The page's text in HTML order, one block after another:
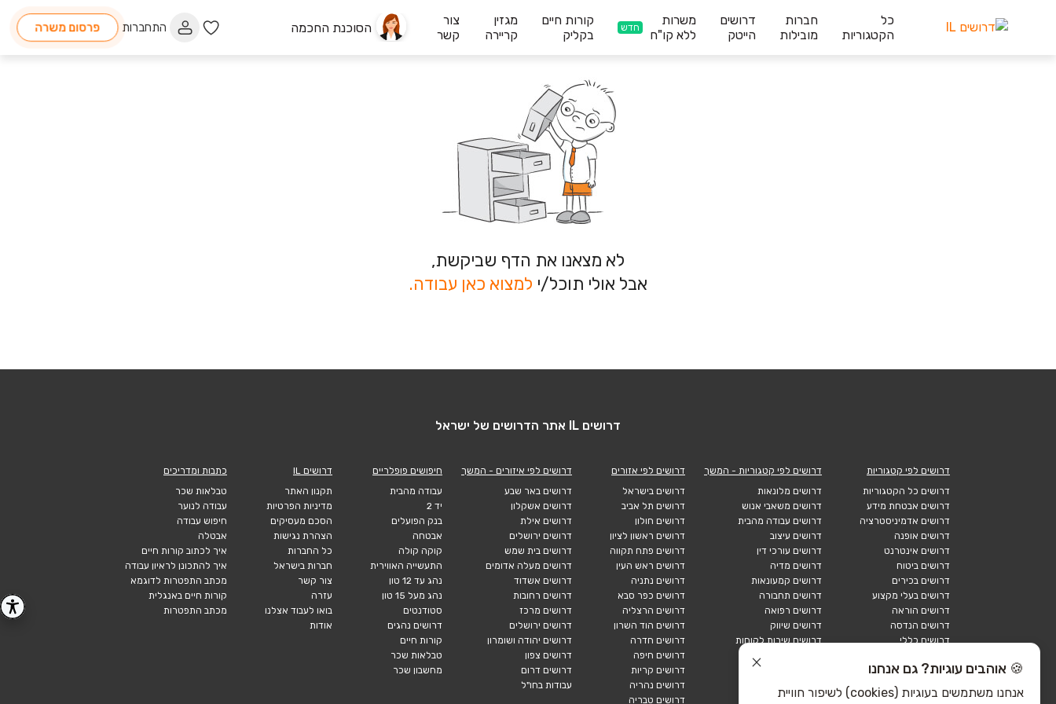
כל
הקטגוריות
חברות
מובילות
דרושים
הייטק
משרות
ללא קו"ח
חדש
קורות חיים
בקליק
מגזין
קריירה
צור
קשר
הסוכנת החכמה התחברות פרסום משרה
לא מצאנו את הדף שביקשת,
אבל אולי תוכל/י למצוא כאן עבודה.
דרושים IL אתר הדרושים של ישראל
דרושים לפי קטגוריות
דרושים כל הקטגוריות
דרושים אבטחת מידע
דרושים אדמיניסטרציה
דרושים אופנה
דרושים אינטרנט
דרושים ביטוח
דרושים בכירים
דרושים בעלי מקצוע
דרושים הוראה
דרושים הנדסה
דרושים כללי
דרושים לוגיסטיקה
דרושים ביוטק
דרושים מכירות
דרושים לפי קטגוריות - המשך
דרושים מלונאות
דרושים משאבי אנוש
דרושים עבודה מהבית
דרושים עיצוב
דרושים עורכי דין
דרושים מדיה
דרושים קמעונאות
דרושים תחבורה
דרושים רפואה
דרושים שיווק
דרושים שירות לקוחות
הייטק כללי
דרושים לפי אזורים
דרושים בישראל
דרושים תל אביב
דרושים חולון
דרושים ראשון לציון
דרושים פתח תקווה
דרושים ראש העין
דרושים נתניה
דרושים כפר סבא
דרושים הרצליה
דרושים הוד השרון
דרושים חדרה
דרושים חיפה
דרושים קריות
דרושים נהריה
דרושים טבריה
דרושים לפי איזורים - המשך
דרושים באר שבע
דרושים אשקלון
דרושים אילת
דרושים ירושלים
דרושים בית שמש
דרושים מעלה אדומים
דרושים אשדוד
דרושים רחובות
דרושים מרכז
דרושים ירושלים
דרושים יהודה ושומרון
דרושים צפון
דרושים דרום
עבודות בחו"ל
חיפושים פופלריים
עבודה מהבית
יד 2
בנק הפועלים
אבטחה
קוקה קולה
התעשייה האווירית
נהג עד 12 טון
נהג מעל 15 טון
סטודנטים
דרושים נהגים
קורות חיים
טבלאות שכר
מחשבון שכר
דרושים IL
תקנון האתר
מדיניות הפרטיות
הסכם מעסיקים
הצהרת נגישות
כל החברות
חברות בישראל
צור קשר
עזרה
בואו לעבוד אצלנו
אודות
כתבות ומדריכים
טבלאות שכר
עבודה לנוער
חיפוש עבודה
אבטלה
איך לכתוב קורות חיים
איך להתכונן לראיון עבודה
מכתב התפטרות לדוגמא
קורות חיים באנגלית
מכתב התפטרות
🍪 אוהבים עוגיות? גם אנחנו
אנחנו משתמשים בעוגיות (cookies) לשיפור חוויית